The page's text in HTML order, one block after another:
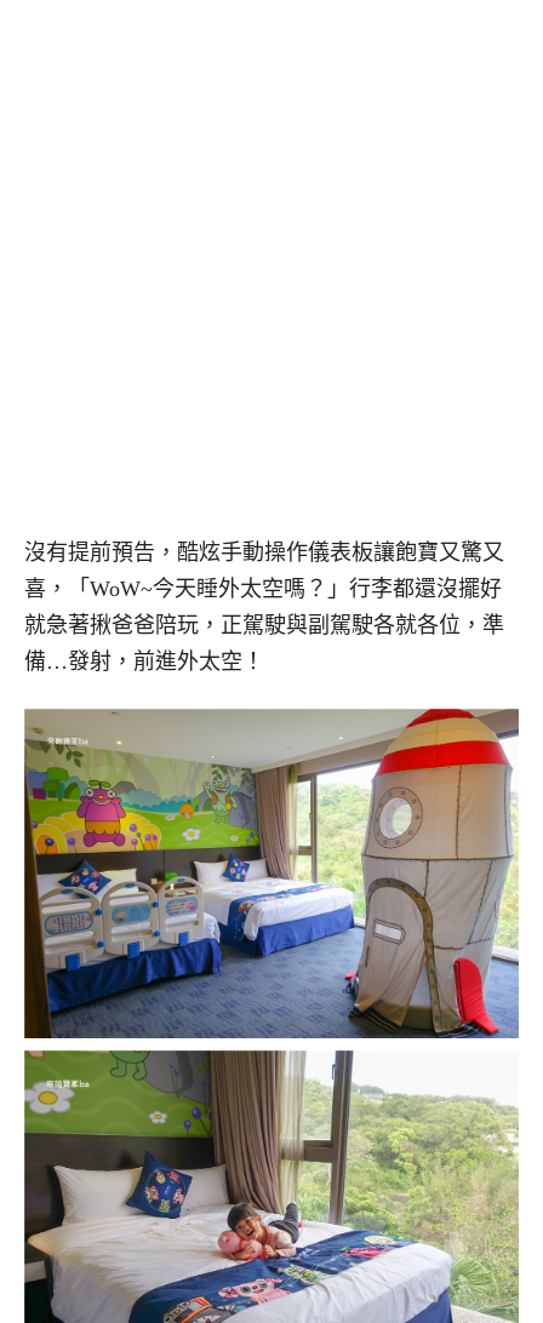
沒有提前預告，酷炫手動操作儀表板讓飽寶又驚又
喜，「WoW~今天睡外太空嗎？」行李都還沒擺好
就急著揪爸爸陪玩，正駕駛與副駕駛各就各位，準
備…發射，前進外太空！